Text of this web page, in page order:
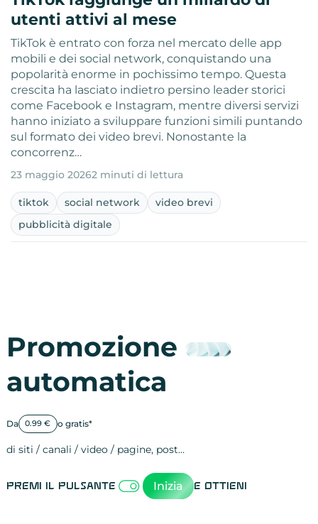
utenti attivi al mese
TikTok è entrato con forza nel mercato delle app
mobili e dei social network, conquistando una
popolarità enorme in pochissimo tempo. Questa
crescita ha lasciato indietro persino leader storici
come Facebook e Instagram, mentre diversi servizi
hanno iniziato a sviluppare funzioni simili puntando
sul formato dei video brevi. Nonostante la
concorrenz…
23 maggio 20262 minuti di lettura
tiktok social network
video brevi
pubblicità digitale
Promozione
automatica
Da 0.99 € o gratis*
di siti / canali / video / pagine, post…
Premi il pulsante Inizia e ottieni